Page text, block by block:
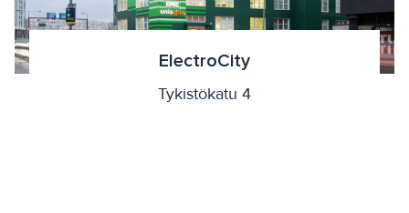
ElectroCity
Tykistökatu 4